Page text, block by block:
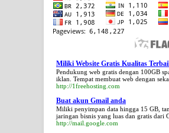
Miliki Website Gratis Kualitas
Pendukung web gratis dengan 100GB
iklan. Tempat membuat web dengan
http://1freehosting.com
Buat akun Gmail anda
Miliki penyimpan data hingga 15 GB,
jaringan bisnis yang luas dan gratis dari
http://mail.google.com